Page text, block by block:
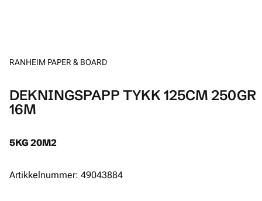
RANHEIM PAPER & BOARD
DEKNINGSPAPP TYKK 125CM 250GR
16M
5KG 20M2
Artikkelnummer: 49043884